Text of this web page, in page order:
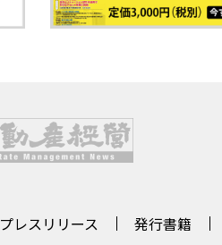
プレスリリース 発行書籍